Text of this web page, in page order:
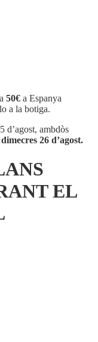
50€ a Espanya
a la botiga.
d’agost, ambdòs
26 d’agost.
EL